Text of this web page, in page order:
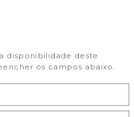
disponibilidade deste
os campos abaixo.